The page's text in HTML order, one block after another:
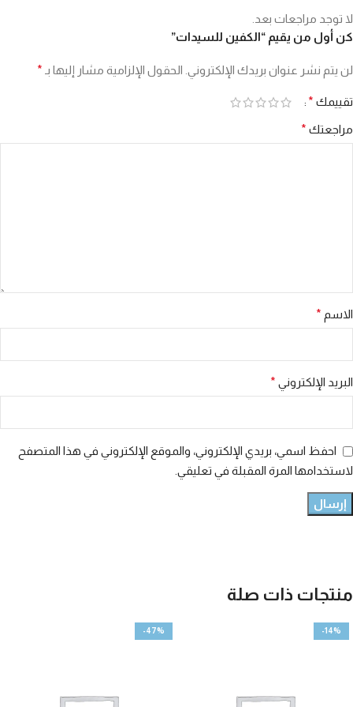
لا توجد مراجعات بعد.
كن أول من يقيم “الكفين للسيدات”
لن يتم نشر عنوان بريدك الإلكتروني. الحقول الإلزامية مشار إليها بـ *
تقييمك *
مراجعتك *
الاسم *
البريد الإلكتروني *
احفظ اسمي، بريدي الإلكتروني، والموقع الإلكتروني في هذا المتصفح
لاستخدامها المرة المقبلة في تعليقي.
منتجات ذات صلة
-14%
-47%